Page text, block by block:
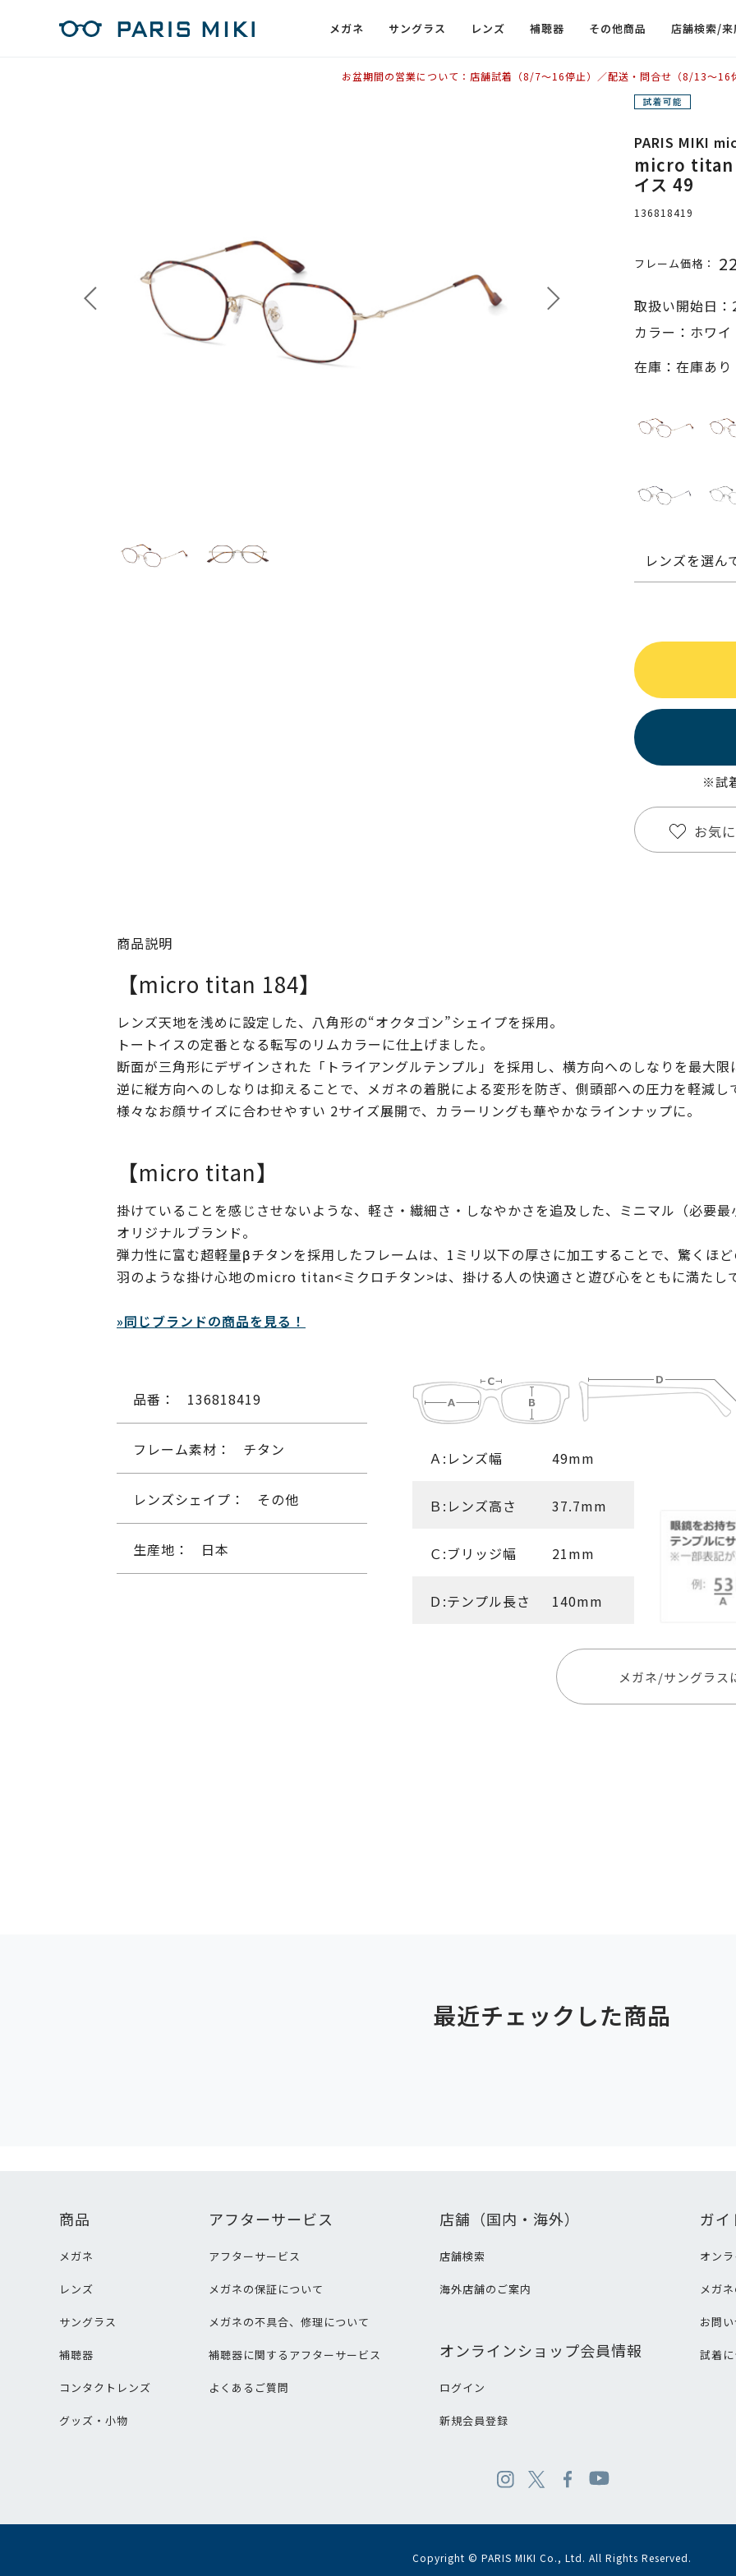
メガネ サングラス レンズ 補聴器 その他商品 店舗検索/
お盆期間の営業について：店舗試着（8/7〜16停止）／配送・問合せ（8/13〜16
PARIS MIKI
micro titan
イス 49
136818419
フレーム価格：
取扱い開始日
カラー：ホワ
在庫：在庫あり
レンズを選ん
※試
お気
商品説明
【micro titan 184】
レンズ天地を浅めに設定した、八角形の“オクタゴン”シェイプを採用。
トートイスの定番となる転写のリムカラーに仕上げました。
断面が三角形にデザインされた「トライアングルテンプル」を採用し、横方向へのしなりを最大限
逆に縦方向へのしなりは抑えることで、メガネの着脱による変形を防ぎ、側頭部への圧力を軽減し
様々なお顔サイズに合わせやすい 2サイズ展開で、カラーリングも華やかなラインナップに。
【micro titan】
掛けていることを感じさせないような、軽さ・繊細さ・しなやかさを追及した、ミニマル（必要
オリジナルブランド。
弾力性に富む超軽量βチタンを採用したフレームは、1ミリ以下の厚さに加工することで、驚くほ
羽のような掛け心地のmicro titan<ミクロチタン>は、掛ける人の快適さと遊び心をともに満たし
»同じブランドの商品を見る！
品番： 136818419
フレーム素材： チタン
レンズシェイプ： その他
生産地： 日本
Ａ:レンズ幅 49mm
Ｂ:レンズ高さ 37.7mm
Ｃ:ブリッジ幅 21mm
Ｄ:テンプル長さ 140mm
メガネ/サングラス
最近チェックした商品
商品
メガネ
レンズ
サングラス
補聴器
コンタクトレンズ
グッズ・小物
アフターサービス
アフターサービス
メガネの保証について
メガネの不具合、修理について
補聴器に関するアフターサービス
よくあるご質問
店舗（国内・海外）
店舗検索
海外店舗のご案内
オンラインショップ会員情報
ログイン
新規会員登録
ガイ
オン
メガ
お問
試着
Copyright © PARIS MIKI Co., Ltd. All Rights Reserved.